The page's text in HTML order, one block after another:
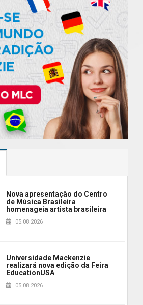
Nova apresentação do Centro
de Música Brasileira
homenageia artista brasileira
05.08.2026
Universidade Mackenzie
realizará nova edição da Feira
EducationUSA
05.08.2026